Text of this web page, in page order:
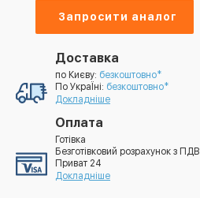
Запросити аналог
Доставка
по Києву: безкоштовно*
По УкраЇні: безкоштовно*
Докладніше
Оплата
Готівка
Безготівковий розрахунок з ПДВ
Приват 24
Докладніше